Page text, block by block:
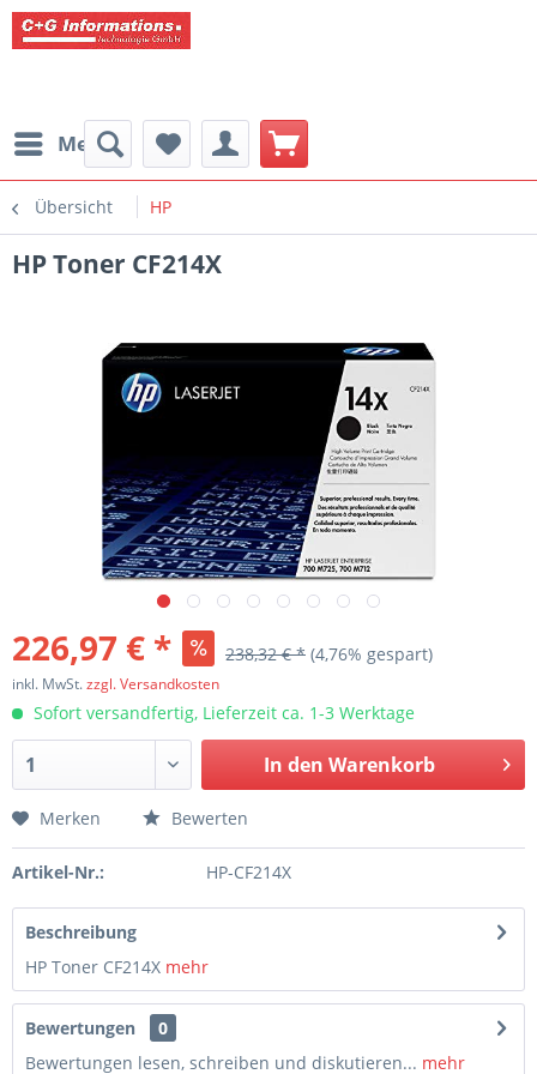
Menü
Übersicht HP
HP Toner CF214X
226,97 € * 238,32 € * (4,76% gespart)
inkl. MwSt.zzgl. Versandkosten
Sofort versandfertig, Lieferzeit ca. 1-3 Werktage
In den Warenkorb
Merken Bewerten
Artikel-Nr.: HP-CF214X
Beschreibung
HP Toner CF214X mehr
Bewertungen
0
Bewertungen lesen, schreiben und diskutieren... mehr